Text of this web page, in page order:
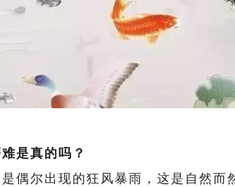
是真的吗？
尔出现的狂风暴雨，这是自然而